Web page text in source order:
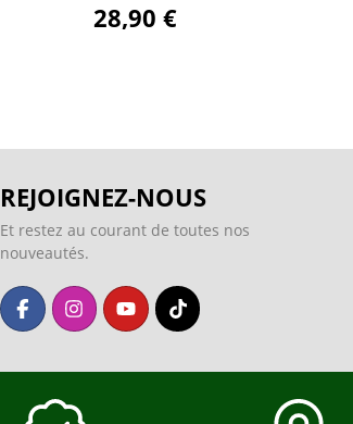
28,90 €
REJOIGNEZ-NOUS
Et restez au courant de toutes nos
nouveautés.